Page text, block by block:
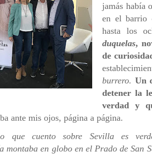
jamás había
en el barrio
hasta los
duquelas,
de
burrero. Un
detener la
verdad y
ante mis ojos, página a página.
que cuento sobre Sevilla es
montaba en globo en el Prado de San